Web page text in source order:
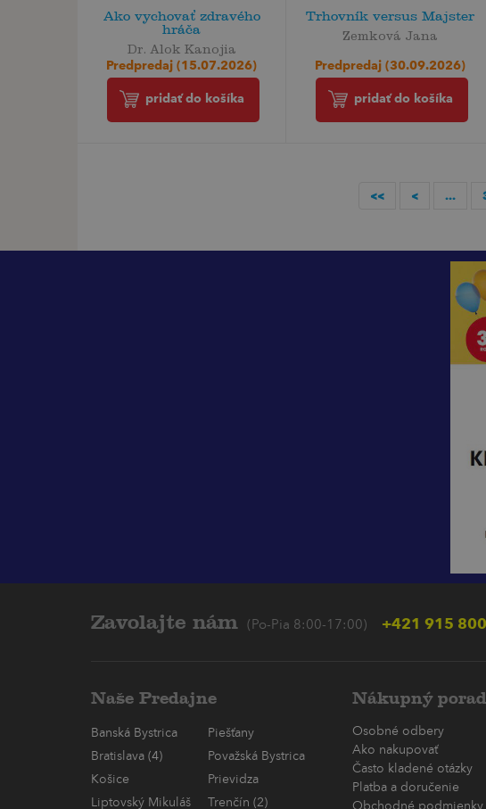
Ako vychovať zdravého
hráča
Dr. Alok Kanojia
Predpredaj (15.07.2026)
pridať do košíka
Trhovník versus Majster
Zemková Jana
Predpredaj (30.09.2026)
pridať do košíka
<< < ...
Zavolajte nám (Po-Pia 8:00-17:00) +421 915
Naše Predajne
Banská Bystrica
Piešťany
Bratislava (4)
Považská Bystrica
Košice
Prievidza
Liptovský Mikuláš
Trenčín (2)
Nákupný
Osobné odbery
Ako nakupovať
Často kladené otázky
Platba a doručenie
Obchodné podmienky